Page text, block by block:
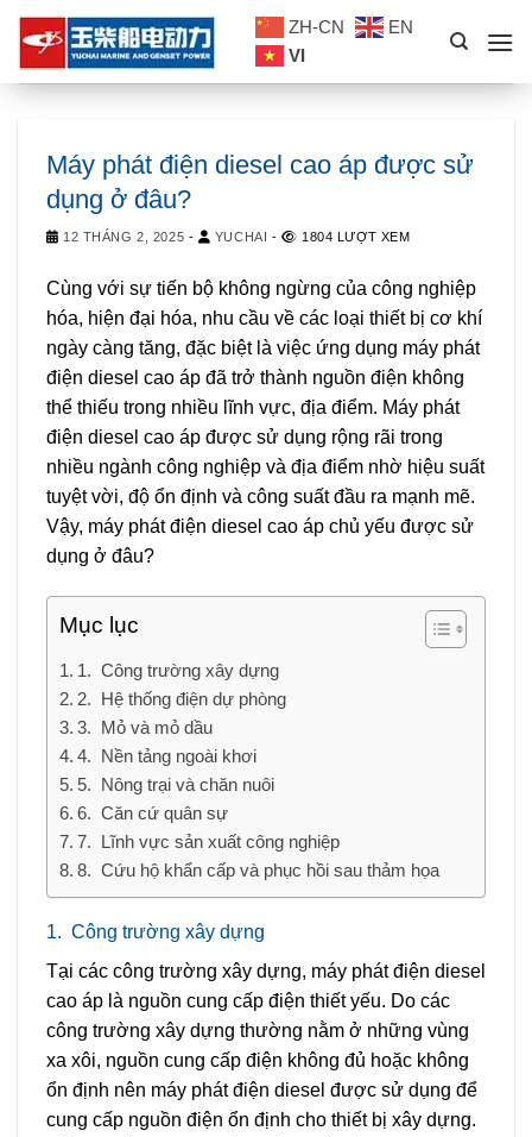
Skip
content
ZH-CN
EN
VI
Máy phát điện diesel cao áp được sử
dụng ở đâu?
12 THÁNG 2, 2025 - YUCHAI - 1804 LƯỢT XEM
Cùng với sự tiến bộ không ngừng của công nghiệp
hóa, hiện đại hóa, nhu cầu về các loại thiết bị cơ khí
ngày càng tăng, đặc biệt là việc ứng dụng máy phát
điện diesel cao áp đã trở thành nguồn điện không
thể thiếu trong nhiều lĩnh vực, địa điểm. Máy phát
điện diesel cao áp được sử dụng rộng rãi trong
nhiều ngành công nghiệp và địa điểm nhờ hiệu suất
tuyệt vời, độ ổn định và công suất đầu ra mạnh mẽ.
Vậy, máy phát điện diesel cao áp chủ yếu được sử
dụng ở đâu?
Mục lục
1. Công trường xây dựng
2. Hệ thống điện dự phòng
3. Mỏ và mỏ dầu
4. Nền tảng ngoài khơi
5. Nông trại và chăn nuôi
6. Căn cứ quân sự
7. Lĩnh vực sản xuất công nghiệp
8. Cứu hộ khẩn cấp và phục hồi sau thảm họa
1. Công trường xây dựng
Tại các công trường xây dựng, máy phát điện diesel
cao áp là nguồn cung cấp điện thiết yếu. Do các
công trường xây dựng thường nằm ở những vùng
xa xôi, nguồn cung cấp điện không đủ hoặc không
ổn định nên máy phát điện diesel được sử dụng để
cung cấp nguồn điện ổn định cho thiết bị xây dựng.